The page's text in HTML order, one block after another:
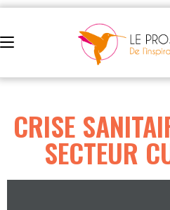
CRISE
SECTEUR